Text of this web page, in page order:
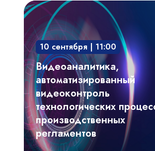
Видеоаналитика,
автоматизированный
видеоконтроль
технологических
процессов,
производственных
регламентов
10 сентября | 11:00
Видеоаналитика,
автоматизированный
видеоконтроль
технологических
производственных
регламентов